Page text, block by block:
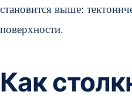
становится выше:
поверхности.
Как